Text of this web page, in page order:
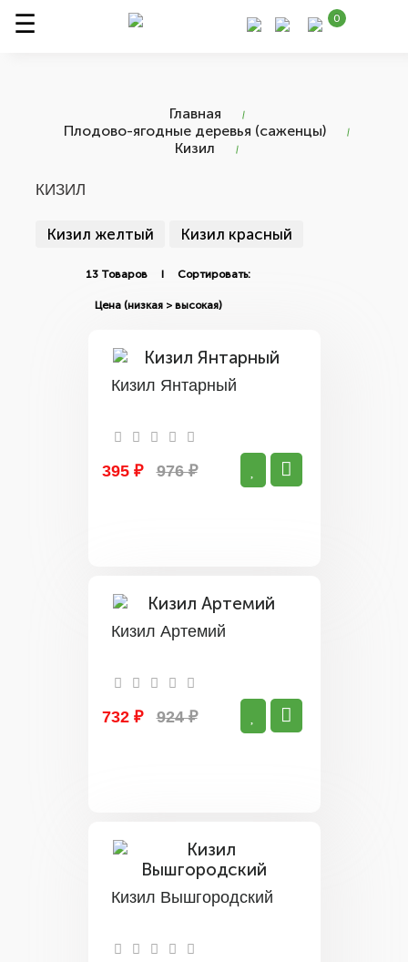
0
Главная
Плодово-ягодные деревья (саженцы)
Кизил
КИЗИЛ
Кизил желтый Кизил красный
13 Товаров I Сортировать:
Кизил Янтарный
395 ₽ 976 ₽
Кизил Артемий
732 ₽ 924 ₽
Кизил Вышгородский